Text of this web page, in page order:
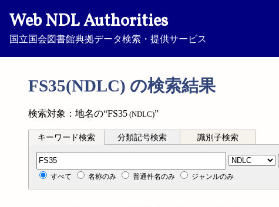
Web NDL Authorities
国立国会図書館典拠データ検索・提供サービス
FS35(NDLC) の検索結果
検索対象：地名の“FS35 (NDLC)”
キーワード検索 分類記号検索 識別子検索
分類記号検索
すべて 名称のみ 普通件名のみ ジャンルのみ